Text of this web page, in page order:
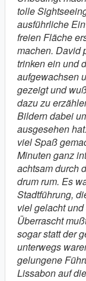
tolle
ausführliche
freien Fläche
machen. David
trinken ein und
aufgewachsen
gezeigt und
dazu zu
Bildern dabei
ausgesehen
viel Spaß
Minuten ganz
achtsam durch
drum rum. Es
Stadtführung,
viel gelacht
Überrascht
sogar statt der
unterwegs
gelungene
Lissabon auf